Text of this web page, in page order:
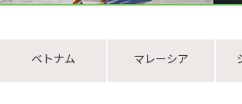
ベトナム マレーシア